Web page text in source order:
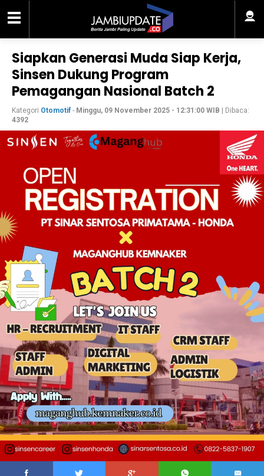
Siapkan Generasi Muda Siap Kerja,
Sinsen Dukung Program
Pemagangan Nasional Batch 2
Kategori Otomotif - Minggu, 09 November 2025 - 12:31:00 WIB | Dibaca:
4392